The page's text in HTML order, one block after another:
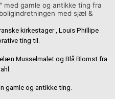
med gamle og antikke ting fra
med sjæl &
kirkestager , Louis Phillipe
ting til.
Musselmalet og Blå Blomst fra
gamle og antikke ting.